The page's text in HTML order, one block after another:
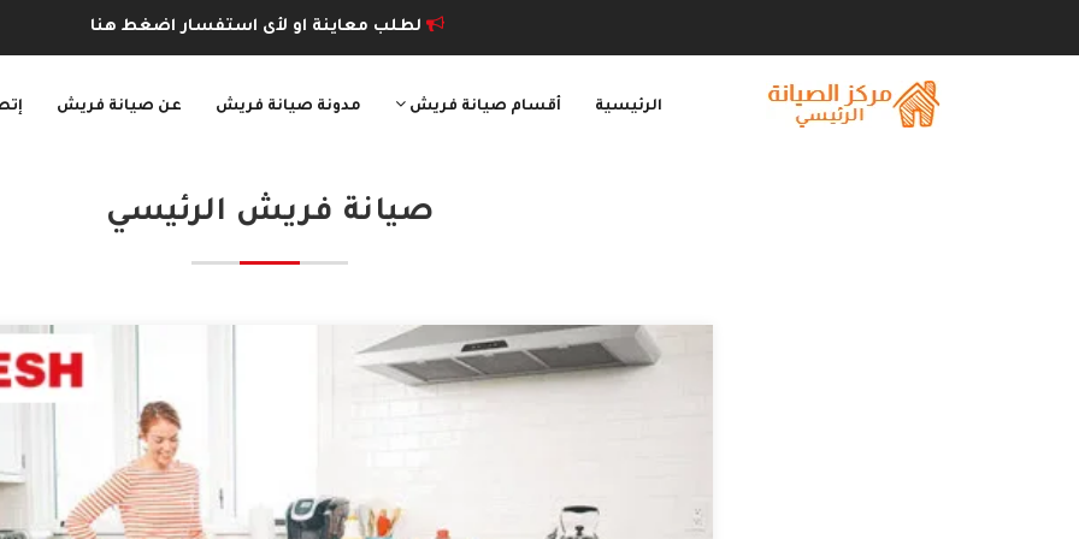
لطلب معاينة او لأى استفسار اضغط هنا
الرئيسية أقسام صيانة فريش مدونة صيانة فريش عن صيانة فريش
صيانة فريش الرئيسي